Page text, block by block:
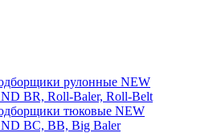
рулонные NEW
BR, Roll-Baler, Roll-Belt
тюковые NEW
BC, BB, Big Baler